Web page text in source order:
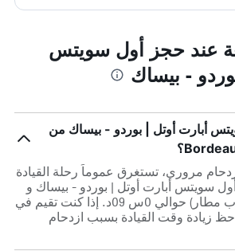
عند حجز أول سويتس
- بيساك
أبارت أوتل | بوردو - بيساك من
مروري، تستغرق عموماً رحلة القيادة
كم بين أول سويتس أبارت أوتل | بوردو - بيساك و
مطار Bordeaux (أقرب مطار) حوالي 0س 09د. إذا كنت تقيم في
زيادة وقت القيادة بسبب ازدحام